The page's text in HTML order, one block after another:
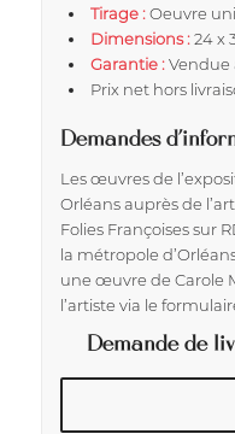
Tirage :Oeuvre
Dimensions :24 x
Garantie :Vendue
Prix net hors
Demandes
Les œuvres de
Orléans auprès de
Folies Françoises sur
la métropole
une œuvre de Carole
l’artiste via le
Demande de